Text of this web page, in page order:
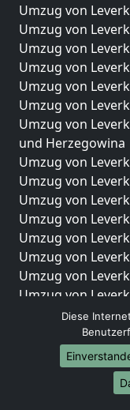
Umzug von
Umzug von
Umzug von
Umzug von
Umzug von
Umzug von
Umzug von
und Herzegowina
Umzug von
Umzug von
Umzug von
Umzug von
Umzug von
Umzug von
Umzug von
Umzug von
Umzug von
Umzug von
Umzug von
Umzug von
Umzug von
Diese